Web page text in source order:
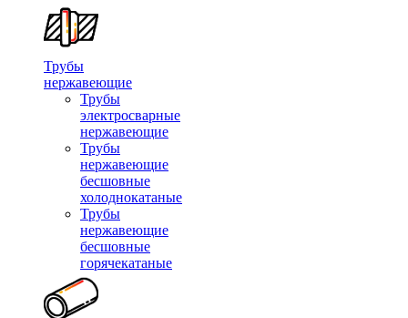
Трубы
нержавеющие
Трубы
электросварные
нержавеющие
Трубы
нержавеющие
бесшовные
холоднокатаные
Трубы
нержавеющие
бесшовные
горячекатаные